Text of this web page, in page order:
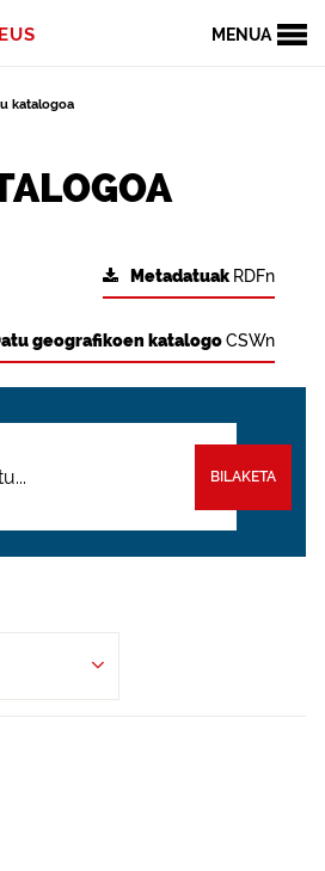
MENUA
katalogoa
Metadatuak RDFn
geografikoen katalogoCSWn
BILAKETA